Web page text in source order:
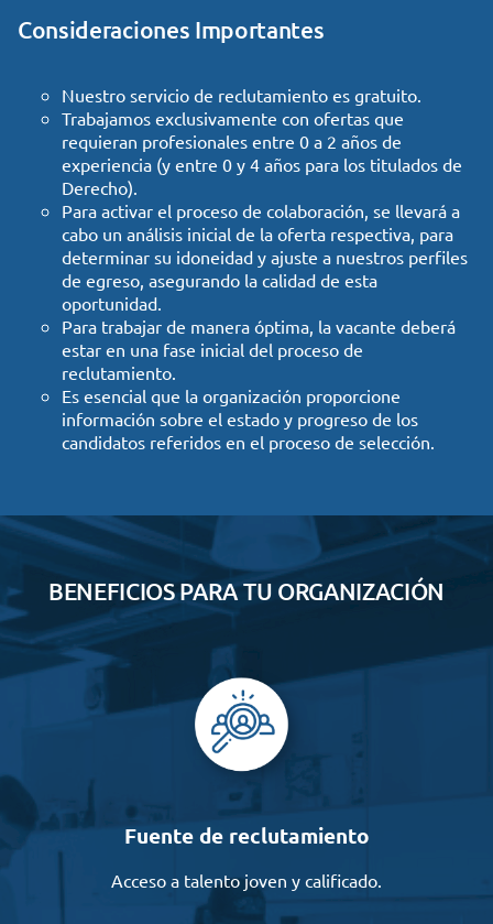
Consideraciones Importantes
Nuestro servicio de reclutamiento es gratuito.
Trabajamos exclusivamente con ofertas que
requieran profesionales entre 0 a 2 años de
experiencia (y entre 0 y 4 años para los titulados de
Derecho).
Para activar el proceso de colaboración, se llevará a
cabo un análisis inicial de la oferta respectiva, para
determinar su idoneidad y ajuste a nuestros perfiles
de egreso, asegurando la calidad de esta
oportunidad.
Para trabajar de manera óptima, la vacante deberá
estar en una fase inicial del proceso de
reclutamiento.
Es esencial que la organización proporcione
información sobre el estado y progreso de los
candidatos referidos en el proceso de selección.
BENEFICIOS PARA TU ORGANIZACIÓN
Fuente de reclutamiento
Acceso a talento joven y calificado.